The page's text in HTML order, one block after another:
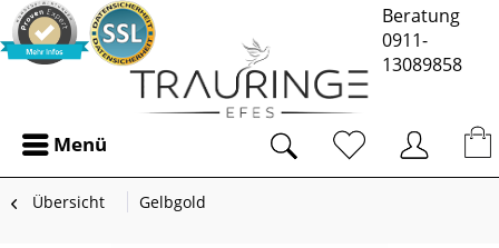
Beratung
0911-
13089858
Menü
Übersicht Gelbgold